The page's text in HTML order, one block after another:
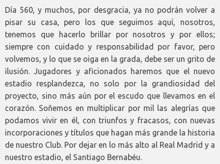
Día 560, y muchos, por desgracia, ya no podrán volver a
pisar su casa, pero los que seguimos aquí, nosotros,
tenemos que hacerlo brillar por nosotros y por ellos;
siempre con cuidado y responsabilidad por favor, pero
volvemos, y lo que se oiga en la grada, debe ser un grito de
ilusión. Jugadores y aficionados haremos que el nuevo
estadio resplandezca, no solo por la grandiosidad del
proyecto, sino más aún por el escudo que llevamos en el
corazón. Soñemos en multiplicar por mil las alegrías que
podamos vivir en él, con triunfos y fracasos, con nuevas
incorporaciones y títulos que hagan más grande la historia
de nuestro Club. Por dejar en lo más alto al Real Madrid y a
nuestro estadio, el Santiago Bernabéu.